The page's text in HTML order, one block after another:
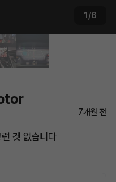
1/6
7개월 전
것 없습니다